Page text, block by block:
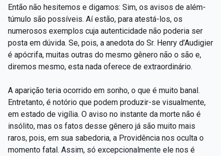
Então não hesitemos e digamos: Sim, os avisos de além-
túmulo são possíveis. Aí estão, para atestá-los, os
numerosos exemplos cuja autenticidade não poderia ser
posta em dúvida. Se, pois, a anedota do Sr. Henry d’Audigier
é apócrifa, muitas outras do mesmo gênero não o são e,
diremos mesmo, esta nada oferece de extraordinário.
A aparição teria ocorrido em sonho, o que é muito banal.
Entretanto, é notório que podem produzir-se visualmente,
em estado de vigília. O aviso no instante da morte não é
insólito, mas os fatos desse gênero já são muito mais
raros, pois, em sua sabedoria, a Providência nos oculta o
momento fatal. Assim, só excepcionalmente ele nos é